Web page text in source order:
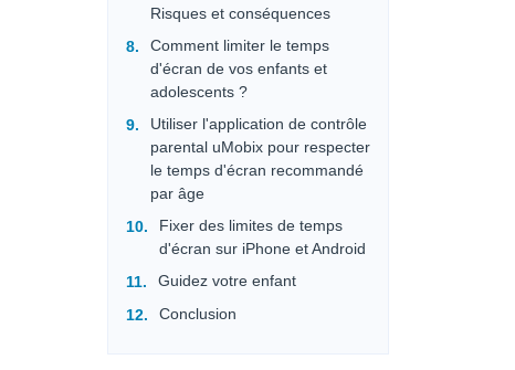
Risques et conséquences
Comment limiter le temps
d'écran de vos enfants et
adolescents ?
Utiliser l'application de contrôle
parental uMobix pour respecter
le temps d'écran recommandé
par âge
Fixer des limites de temps
d'écran sur iPhone et Android
Guidez votre enfant
Conclusion